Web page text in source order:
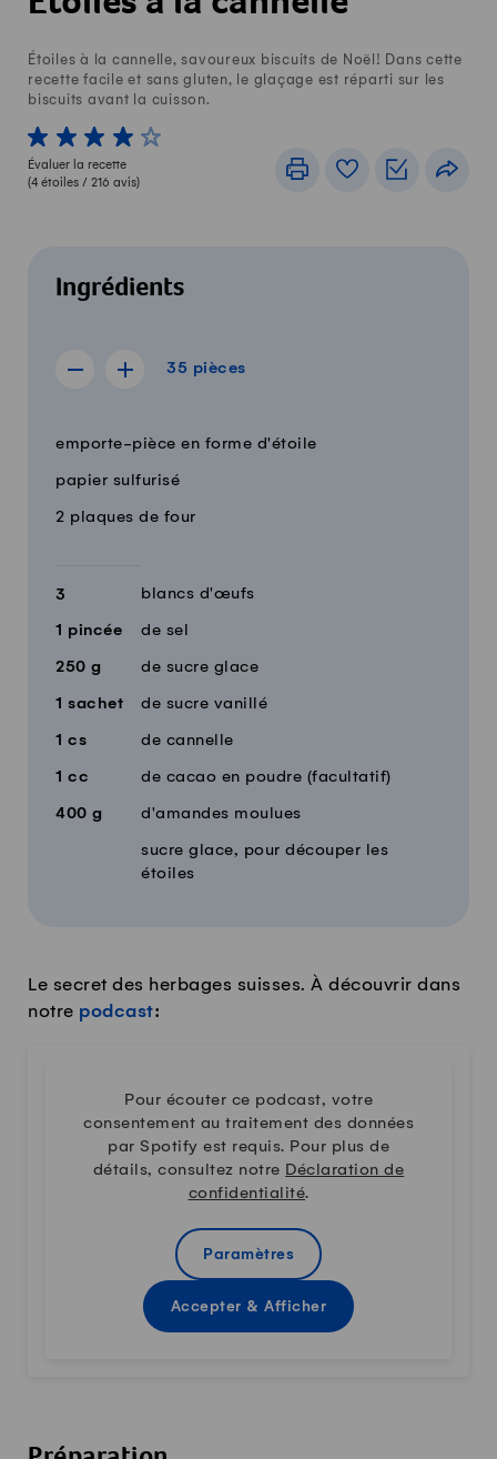
Étoiles à la cannelle, savoureux biscuits de Noël! Dans cette
recette facile et sans gluten, le glaçage est réparti sur les
biscuits avant la cuisson.
1 von 5 étoiles
2 von 5 étoiles
3 von 5 étoiles
4 von 5 étoiles
5 von 5 étoiles
Évaluer la recette
(4 étoiles / 216 avis)
ImprimerLivre de recettes
Listes de
Ingrédients
35 pièces
Afficher la recette de 34 pièces
Afficher la recette de 36 pièces
35 pièces
QuantitéIngrédients
emporte-pièce en forme d'étoile
papier sulfurisé
2 plaques de four
3 blancs d'œufs
1 pincée de sel
250 g de sucre glace
1 sachet de sucre vanillé
1 cs de cannelle
1 cc de cacao en poudre (facultatif)
400 g d'amandes moulues
sucre glace, pour découper les
étoiles
Le secret des herbages suisses. À découvrir dans
notre podcast:
Pour écouter ce podcast, votre
consentement au traitement des données
par Spotify est requis. Pour plus de
détails, consultez notre Déclaration de
confidentialité.
Paramètres
Accepter & Afficher